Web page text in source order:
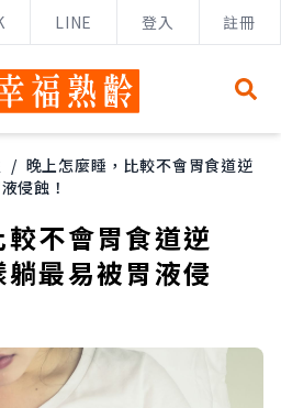
LINE 登入 註冊
/ 晚上怎麼睡，比較不會胃食道逆
侵蝕！
不會胃食道逆
最易被胃液侵